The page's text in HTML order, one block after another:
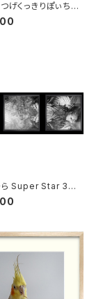
げくっきりぽぃちゃ
］額＋マット付 【B_
ら Super Star 3連
【M_0023y】